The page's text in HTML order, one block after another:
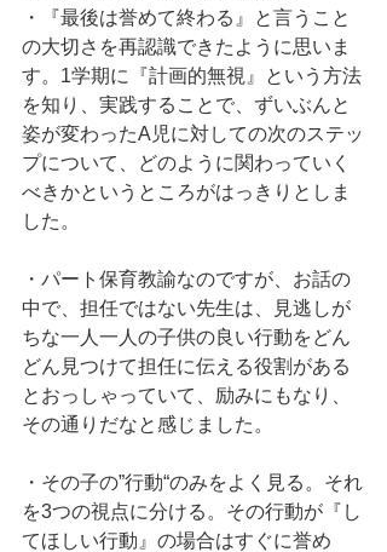
・『最後は誉めて終わる』と言うこと
の大切さを再認識できたように思いま
す。1学期に『計画的無視』という方法
を知り、実践することで、ずいぶんと
姿が変わったA児に対しての次のステッ
プについて、どのように関わっていく
べきかというところがはっきりとしま
した。
・パート保育教諭なのですが、お話の
中で、担任ではない先生は、見逃しが
ちな一人一人の子供の良い行動をどん
どん見つけて担任に伝える役割がある
とおっしゃっていて、励みにもなり、
その通りだなと感じました。
・その子の”行動“のみをよく見る。それ
を3つの視点に分ける。その行動が『し
てほしい行動』の場合はすぐに誉め